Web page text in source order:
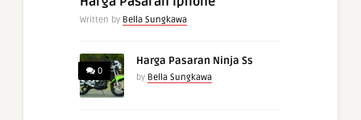
Written by Bella Sungkawa
0
Harga Pasaran Ninja Ss
by Bella Sungkawa